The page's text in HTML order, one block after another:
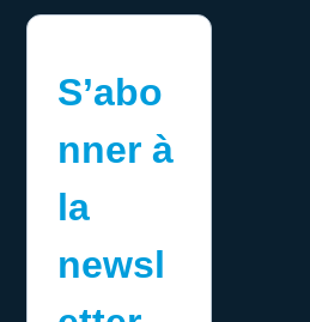
S’abo
nner à
la
newsl